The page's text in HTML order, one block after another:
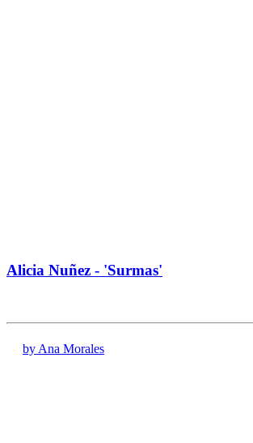
Alicia Nuñez - 'Surmas'
by Ana Morales